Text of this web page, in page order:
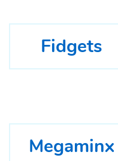
Fidgets
Megaminx